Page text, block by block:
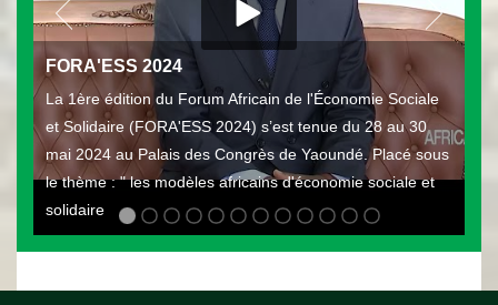
FORA'ESS 2024
La 1ère édition du Forum Africain de l'Économie Sociale
et Solidaire (FORA'ESS 2024) s’est tenue du 28 au 30
mai 2024 au Palais des Congrès de Yaoundé. Placé sous
le thème : " les modèles africains d'économie sociale et
solidaire